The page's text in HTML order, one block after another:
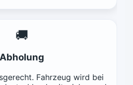
🚚
Abholung
Fahrzeug wird bei